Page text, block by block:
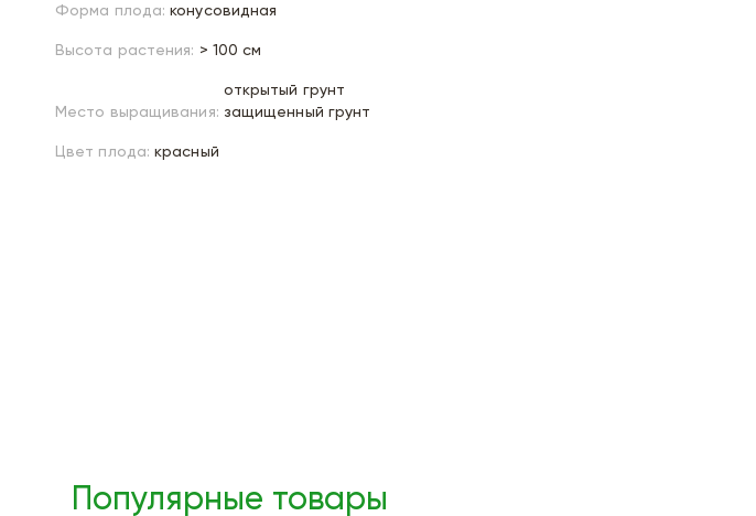
Форма плода: конусовидная
Высота растения: > 100 см
Место выращивания:
открытый грунт
защищенный грунт
Цвет плода: красный
Популярные товары